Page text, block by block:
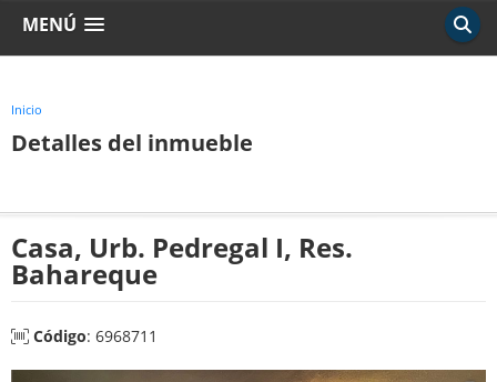
MENÚ
Inicio
Detalles del inmueble
Casa, Urb. Pedregal I, Res.
Bahareque
Código: 6968711